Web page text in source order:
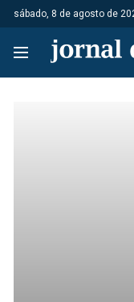
sábado, 8 de agosto de